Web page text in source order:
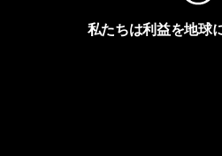
私たちは利益を地球